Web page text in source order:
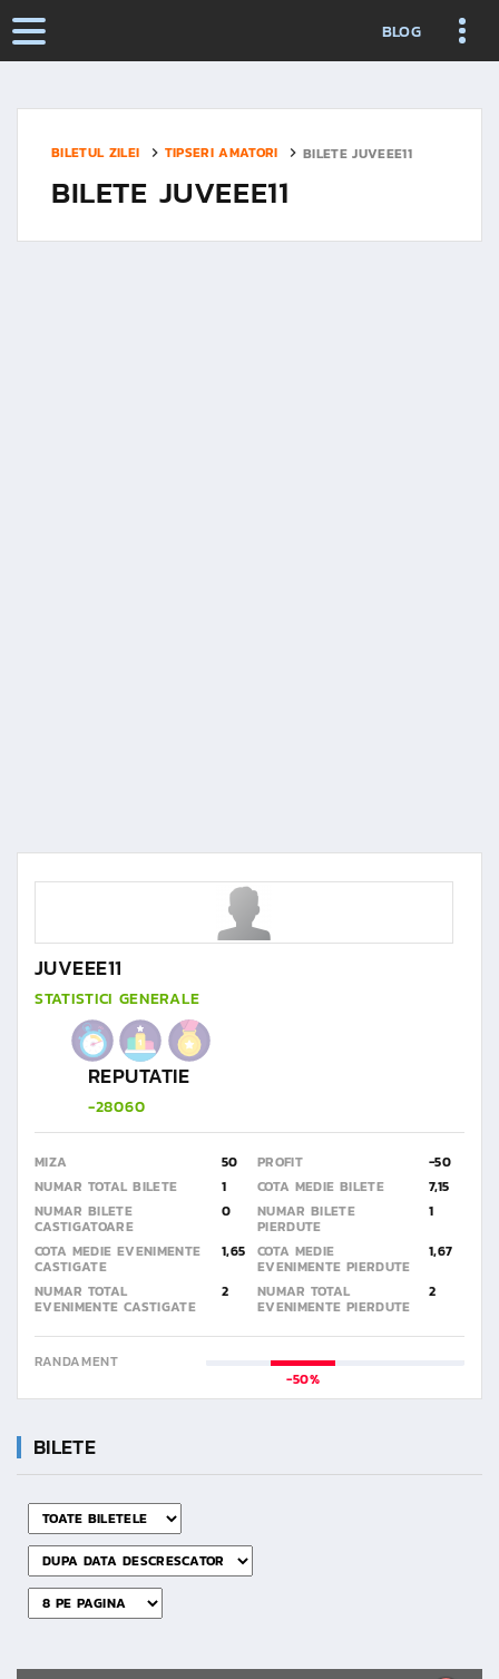
BLOG
BILETUL ZILEI TIPSERI AMATORI BILETE JUVEEE11
BILETE JUVEEE11
JUVEEE11
STATISTICI GENERALE
REPUTATIE
-28060
MIZA 50 PROFIT
-50
NUMAR TOTAL BILETE
1 COTA MEDIE BILETE
7,15
NUMAR BILETE
CASTIGATOARE
0 NUMAR BILETE
PIERDUTE
1
COTA MEDIE EVENIMENTE
CASTIGATE
1,65 COTA MEDIE
EVENIMENTE PIERDUTE
1,67
NUMAR TOTAL
EVENIMENTE CASTIGATE
2 NUMAR TOTAL
EVENIMENTE PIERDUTE
2
RANDAMENT
-50%
BILETE